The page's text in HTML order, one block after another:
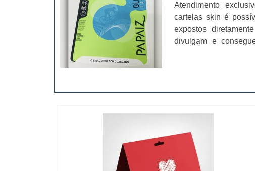
Atendimento
cartelas skin é
expostos
divulgam e
uma reação física